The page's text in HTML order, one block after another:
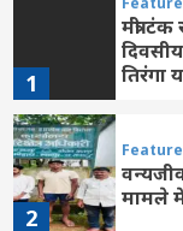
1
मंत्री
तिरंगा
2
Feature
मामले